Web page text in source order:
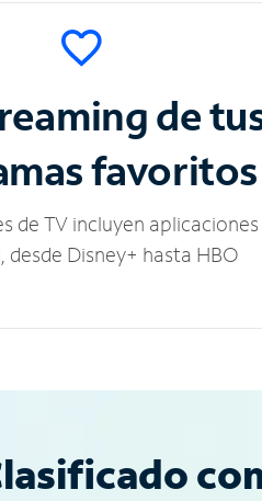
de
favoritos
de TV incluyen aplicaciones
desde Disney+ hasta HBO